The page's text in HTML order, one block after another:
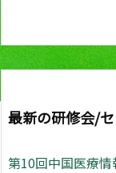
最新の研修会/
第10回中国医療